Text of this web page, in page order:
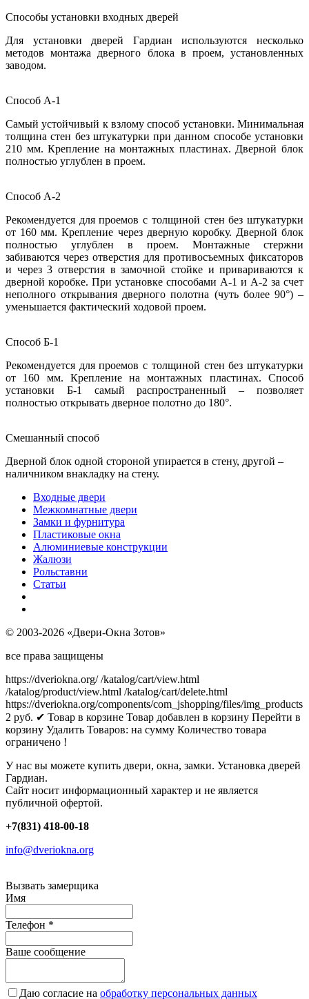
Способы установки входных дверей
Для установки дверей Гардиан используются несколько
методов монтажа дверного блока в проем, установленных
заводом.
Способ А-1
Самый устойчивый к взлому способ установки. Минимальная
толщина стен без штукатурки при данном способе установки
210 мм. Крепление на монтажных пластинах. Дверной блок
полностью углублен в проем.
Способ А-2
Рекомендуется для проемов с толщиной стен без штукатурки
от 160 мм. Крепление через дверную коробку. Дверной блок
полностью углублен в проем. Монтажные стержни
забиваются через отверстия для противосъемных фиксаторов
и через 3 отверстия в замочной стойке и привариваются к
дверной коробке. При установке способами А-1 и А-2 за счет
неполного открывания дверного полотна (чуть более 90°) –
уменьшается фактический ходовой проем.
Способ Б-1
Рекомендуется для проемов с толщиной стен без штукатурки
от 160 мм. Крепление на монтажных пластинах. Способ
установки Б-1 самый распространенный – позволяет
полностью открывать дверное полотно до 180°.
Смешанный способ
Дверной блок одной стороной упирается в стену, другой –
наличником внакладку на стену.
Входные двери
Межкомнатные двери
Замки и фурнитура
Пластиковые окна
Алюминиевые конструкции
Жалюзи
Рольставни
Статьи
© 2003-2026 «Двери-Окна Зотов»
все права защищены
https://dveriokna.org/ /katalog/cart/view.html
/katalog/product/view.html /katalog/cart/delete.html
https://dveriokna.org/components/com_jshopping/files/img_products
2 руб. ✔ Товар в корзине Товар добавлен в корзину Перейти в
корзину Удалить Товаров: на сумму Количество товара
ограничено !
У нас вы можете купить двери, окна, замки. Установка дверей
Гардиан.
Сайт носит информационный характер и не является
публичной офертой.
+7(831) 418-00-18
info@dveriokna.org
Вызвать замерщика
Имя
Телефон *
Ваше сообщение
Даю согласие на обработку персональных данных